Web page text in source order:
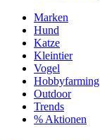
Marken
Hund
Katze
Kleintier
Vogel
Hobbyfarming
Outdoor
Trends
% Aktionen